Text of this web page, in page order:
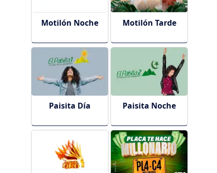
Motilón Noche Motilón Tarde
Paisita Día Paisita Noche